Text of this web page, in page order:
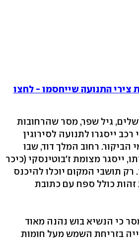
צירי התנועה שייחסמו - לחצו
גיל שפר, מסר שהרחובות
ייסגרו לתנועה לסירוגין
הביקור. רחוב המלך דוד, שבו
ייסגר מצומת ז'בוטינסקי (כיכר
רק תושבי המקום יוכלו להיכנס
זהות כולל ספח עם כתובת
כי הנשיא בוש נהנה מאוד
בזריחת השמש מעל חומות